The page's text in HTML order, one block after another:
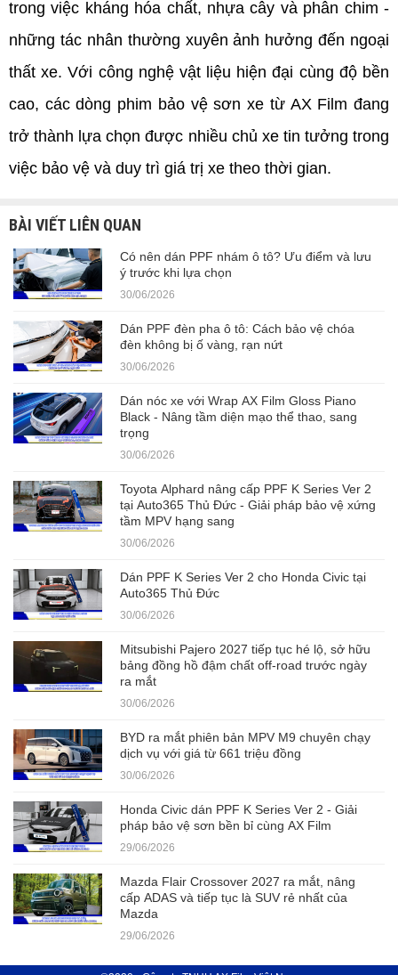
trong việc kháng hóa chất, nhựa cây và phân chim -
những tác nhân thường xuyên ảnh hưởng đến ngoại
thất xe. Với công nghệ vật liệu hiện đại cùng độ bền
cao, các dòng phim bảo vệ sơn xe từ AX Film đang
trở thành lựa chọn được nhiều chủ xe tin tưởng trong
việc bảo vệ và duy trì giá trị xe theo thời gian.
BÀI VIẾT LIÊN QUAN
Có nên dán PPF nhám ô tô? Ưu điểm và lưu
ý trước khi lựa chọn
30/06/2026
Dán PPF đèn pha ô tô: Cách bảo vệ chóa
đèn không bị ố vàng, rạn nứt
30/06/2026
Dán nóc xe với Wrap AX Film Gloss Piano
Black - Nâng tầm diện mạo thể thao, sang
trọng
30/06/2026
Toyota Alphard nâng cấp PPF K Series Ver 2
tại Auto365 Thủ Đức - Giải pháp bảo vệ xứng
tầm MPV hạng sang
30/06/2026
Dán PPF K Series Ver 2 cho Honda Civic tại
Auto365 Thủ Đức
30/06/2026
Mitsubishi Pajero 2027 tiếp tục hé lộ, sở hữu
bảng đồng hồ đậm chất off-road trước ngày
ra mắt
30/06/2026
BYD ra mắt phiên bản MPV M9 chuyên chạy
dịch vụ với giá từ 661 triệu đồng
30/06/2026
Honda Civic dán PPF K Series Ver 2 - Giải
pháp bảo vệ sơn bền bỉ cùng AX Film
29/06/2026
Mazda Flair Crossover 2027 ra mắt, nâng
cấp ADAS và tiếp tục là SUV rẻ nhất của
Mazda
29/06/2026